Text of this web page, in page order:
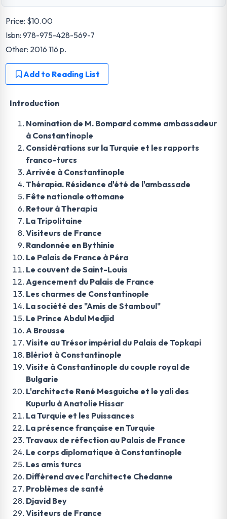
Price: $10.00
Isbn: 978-975-428-569-7
Other: 2016 116 p.
Add to Reading List
Introduction
Nomination de M. Bompard comme ambassadeur
à Constantinople
Considérations sur la Turquie et les rapports
franco-turcs
Arrivée à Constantinople
Thérapia. Résidence d'été de l'ambassade
Fête nationale ottomane
Retour à Therapia
La Tripolitaine
Visiteurs de France
Randonnée en Bythinie
Le Palais de France à Péra
Le couvent de Saint-Louis
Agencement du Palais de France
Les charmes de Constantinople
La société des "Amis de Stamboul"
Le Prince Abdul Medjid
A Brousse
Visite au Trésor impérial du Palais de Topkapi
Blériot à Constantinople
Visite à Constantinople du couple royal de
Bulgarie
L'architecte René Mesguiche et le yali des
Kupurlu à Anatolie Hissar
La Turquie et les Puissances
La présence française en Turquie
Travaux de réfection au Palais de France
Le corps diplomatique à Constantinople
Les amis turcs
Différend avec l'architecte Chedanne
Problèmes de santé
Djavid Bey
Visiteurs de France